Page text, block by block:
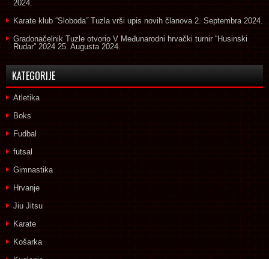
2024.
Karate klub ˝Sloboda˝ Tuzla vrši upis novih članova 2. Septembra 2024.
Gradonačelnik Tuzle otvorio V Međunarodni hrvački turnir “Husinski
Rudar” 2024 25. Augusta 2024.
KATEGORIJE
Atletika
Boks
Fudbal
futsal
Gimnastika
Hrvanje
Jiu Jitsu
Karate
Košarka